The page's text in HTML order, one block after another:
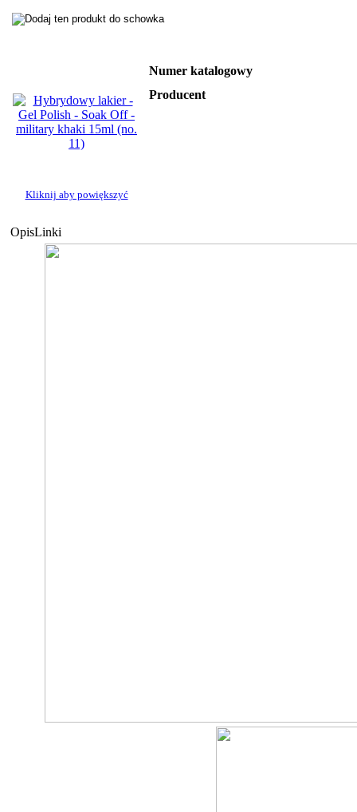
Kliknij aby powiększyć
Numer katalogowy
Producent
OpisLinki